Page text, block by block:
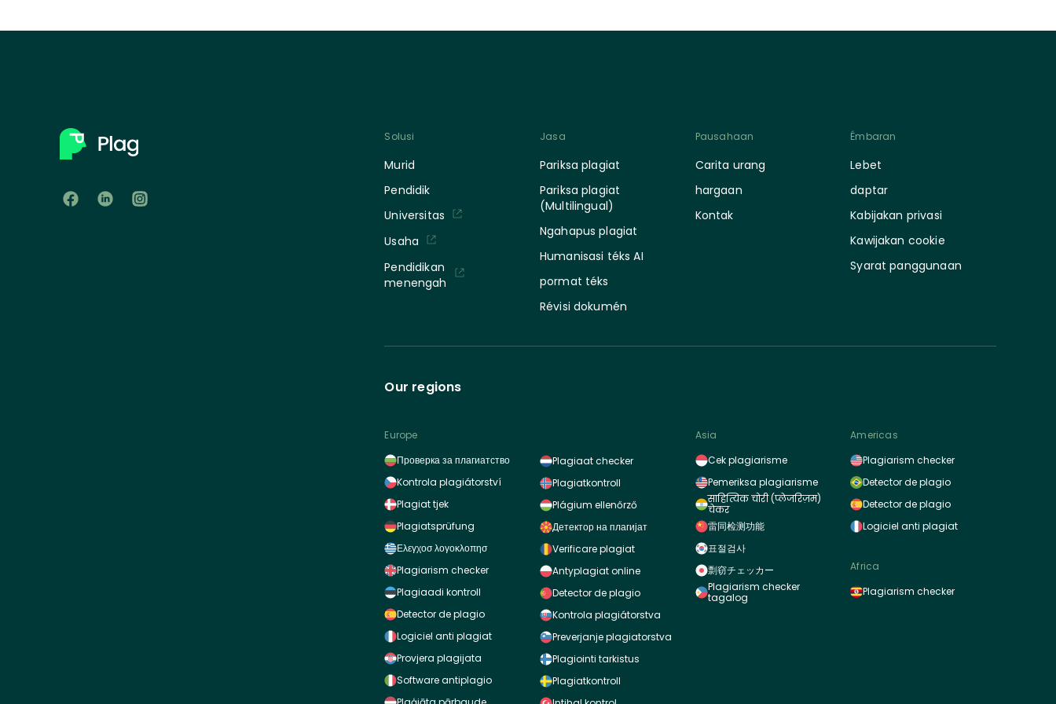
Solusi
Murid
Pendidik
Universitas
Usaha
Pendidikan
menengah
Jasa
Pariksa plagiat
Pariksa plagiat
(Multilingual)
Ngahapus plagiat
Humanisasi téks AI
pormat téks
Révisi dokumén
Pausahaan
Carita urang
hargaan
Kontak
Émbaran
Lebet
daptar
Kabijakan privasi
Kawijakan cookie
Syarat panggunaan
Our regions
Europe
Проверка за плагиатство
Kontrola plagiátorství
Plagiat tjek
Plagiatsprüfung
Ελεγχοσ λογοκλοπησ
Plagiarism checker
Plagiaadi kontroll
Detector de plagio
Logiciel anti plagiat
Provjera plagijata
Software antiplagio
Plagiaat checker
Plagiatkontroll
Plágium ellenőrző
Детектор на плагијат
Verificare plagiat
Antyplagiat online
Detector de plagio
Kontrola plagiátorstva
Preverjanje plagiatorstva
Plagiointi tarkistus
Plagiatkontroll
Asia
Cek plagiarisme
Pemeriksa plagiarisme
साहित्यिक चोरी (प्लेजरिज़म)
चेकर
雷同检测功能
표절검사
剽窃チェッカー
Plagiarism checker
tagalog
Americas
Plagiarism checker
Detector de plagio
Detector de plagio
Logiciel anti plagiat
Africa
Plagiarism checker